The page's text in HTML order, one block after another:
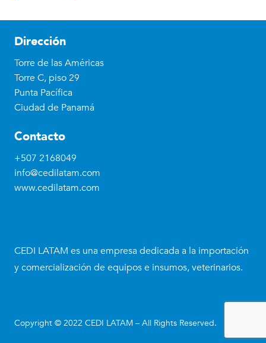
CEDI LATAM es una empresa dedicada a la importación
y comercialización de equipos e insumos, veterinarios.
Copyright © 2022 CEDI LATAM – All Rights Reserved.
Dirección
Torre de las Américas
Torre C, piso 29
Punta Pacífica
Ciudad de Panamá
Contacto
+507 2168049
info@cedilatam.com
www.cedilatam.com